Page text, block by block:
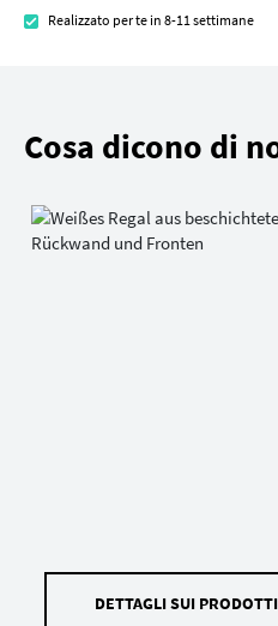
Realizzato per te in 8-11 settimane
Cosa dicono di
DETTAGLI SUI